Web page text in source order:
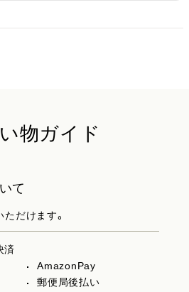
物ガイド
て
だけます。
済
AmazonPay
郵便局後払い